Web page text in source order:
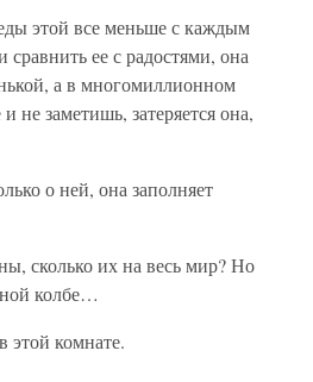
этой все меньше с каждым
сравнить ее с радостями, она
а в многомиллионном
не заметишь, затеряется она,
о ней, она заполняет
сколько их на весь мир? Но
колбе…
этой комнате.